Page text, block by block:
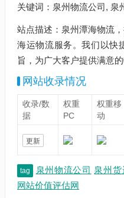
关键词：泉州物流公司, 泉
站点描述：泉州潭海物流
海运物流服务。我们以快
旨，为广大客户提供满意
网站收录情况
收录/数
据
权重
PC
权重移
动
更新
tag 泉州物流公司 泉州货
网站价值评估网